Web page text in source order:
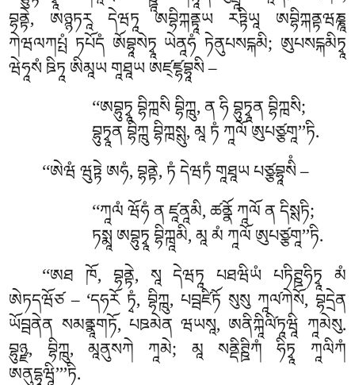
བྷནྟེ, ཨཉྙཏརཱ དེཝཏཱ ཨབྷིཀྐནྟཱཡ རཏྟིཡཱ ཨབྷིཀྐནྟཝཎྞཱ
ཀེཝལཀཔྤཾ ཏཔོདཾ ཨོབྷཱསེཏྭཱ ཡེནཱཧཾ ཏེནུཔསངྐམི; ཨུཔསངྐམིཏྭཱ
ཝེཧཱསཾ ཋིཏཱ ཨིམཱཡ གཱཐཱཡ ཨཛ྄ཛྷབྷཱསི –
‘‘ཨབྷུཏྭཱ བྷིཀྑསི བྷིཀྑུ, ན ཧི བྷུཏྭཱན བྷིཀྑསི;
བྷུཏྭཱན བྷིཀྑུ བྷིཀྑསྶུ, མཱ ཏཾ ཀཱལོ ཨུཔཙྩགཱ’’ཏི.
‘‘ཨེཝཾ ཝུཏྟེ ཨཧཾ, བྷནྟེ, ཏཾ དེཝཏཾ གཱཐཱཡ པཙྩབྷཱསིཾ –
‘‘ཀཱལཾ ཝོཧཾ ན ཛཱནཱམི, ཚནྣོ ཀཱལོ ན དིསྶཏི;
ཏསྨཱ ཨབྷུཏྭཱ བྷིཀྑཱམི, མཱ མཾ ཀཱལོ ཨུཔཙྩགཱ’’ཏི.
‘‘ཨཐ ཁོ, བྷནྟེ, སཱ དེཝཏཱ པཐཝིཡཾ པཏིཊྛཧིཏྭཱ མཾ
ཨེཏདཝོཙ – ‘དཧརོཏྭཾ, བྷིཀྑུ, པབྦཛིཏོ སུསུ ཀཱལ༹ཀེསོ, བྷདྲེན
ཡོབྦནེན སམནྣཱགཏོ, པཋམེན ཝཡསཱ, ཨནིཀྐཱིལི༹ཏཱཝཱི ཀཱམེསུ.
བྷུཉྫ, བྷིཀྑུ, མཱནུསཀེ ཀཱམེ; མཱ སནྡིཊྛིཀཾ ཧིཏྭཱ ཀཱལིཀཾ